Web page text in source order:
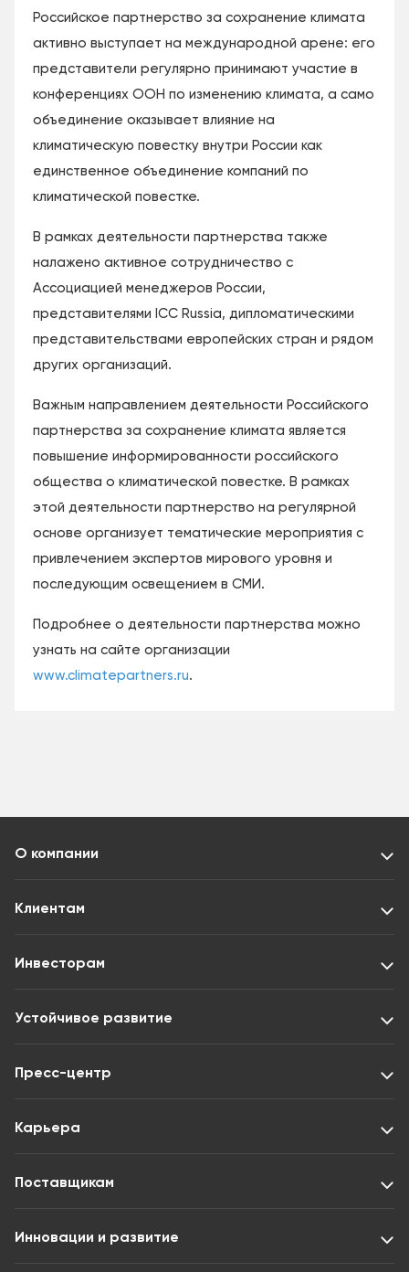
Российское партнерство за сохранение климата
активно выступает на международной арене: его
представители регулярно принимают участие в
конференциях ООН по изменению климата, а само
объединение оказывает влияние на
климатическую повестку внутри России как
единственное объединение компаний по
климатической повестке.
В рамках деятельности партнерства также
налажено активное сотрудничество с
Ассоциацией менеджеров России,
представителями ICC Russia, дипломатическими
представительствами европейских стран и рядом
других организаций.
Важным направлением деятельности Российского
партнерства за сохранение климата является
повышение информированности российского
общества о климатической повестке. В рамках
этой деятельности партнерство на регулярной
основе организует тематические мероприятия с
привлечением экспертов мирового уровня и
последующим освещением в СМИ.
Подробнее о деятельности партнерства можно
узнать на сайте организации
www.climatepartners.ru.
О компании
Клиентам
Инвесторам
Устойчивое развитие
Пресс-центр
Карьера
Поставщикам
Инновации и развитие